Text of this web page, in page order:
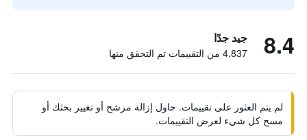
8.4 جيد جدًا
4,837 من التقييمات تم التحقق منها
لم يتم العثور على تقييمات. حاول إزالة مرشح أو تغيير بحثك أو
مسح كل شيء لعرض التقييمات.